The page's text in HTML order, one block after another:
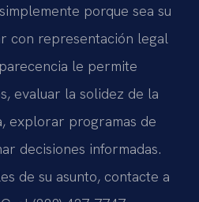
porque sea su
con representación legal
le permite
evaluar la solidez de la
explorar programas de
decisiones informadas.
de su asunto, contacte a